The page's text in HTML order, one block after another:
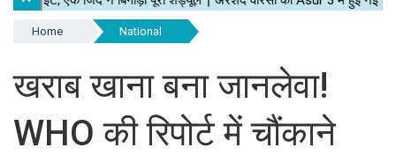
Home National
खराब खाना बना जानलेवा!
WHO की रिपोर्ट में चौंकाने